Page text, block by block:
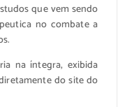
que vem sendo
no combate a
na íntegra, exibida
do site do